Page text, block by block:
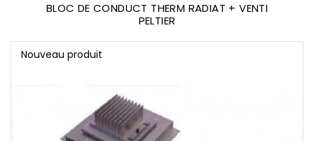
BLOC DE CONDUCT THERM RADIAT + VENTI
PELTIER
Nouveau produit